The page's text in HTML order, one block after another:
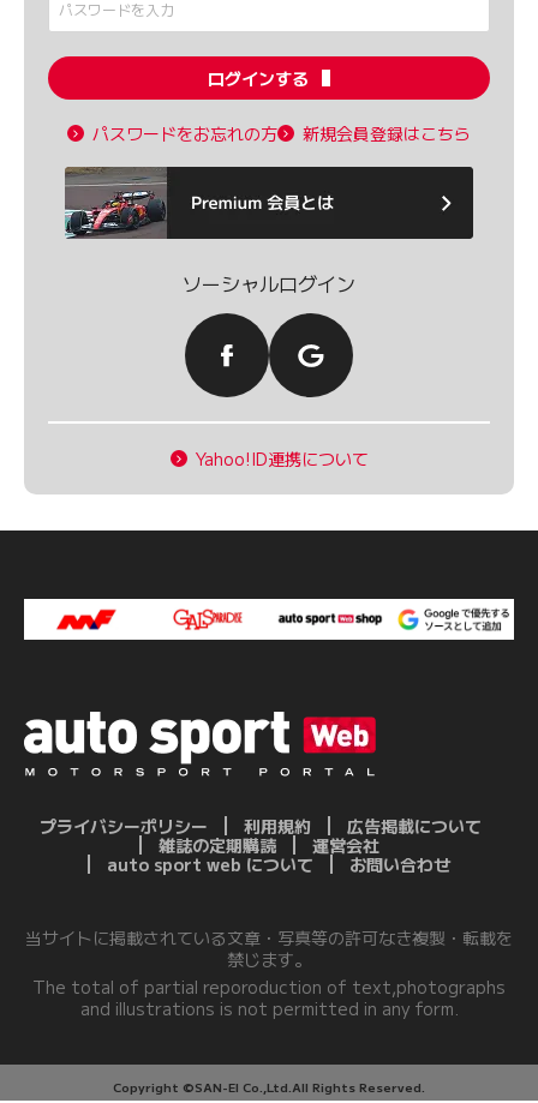
ログインする
パスワードをお忘れの方 新規会員登録はこちら
ソーシャルログイン
Yahoo!ID連携について
プライバシーポリシー 利用規約
広告掲載について
雑誌の定期購読
運営会社
auto sport web について
お問い合わせ
当サイトに掲載されている文章・写真等の許可なき複製・転載を
禁じます。
The total of partial reporoduction of text,photographs
and illustrations is not permitted in any form.
Copyright ©SAN-EI Co.,Ltd.All Rights Reserved.